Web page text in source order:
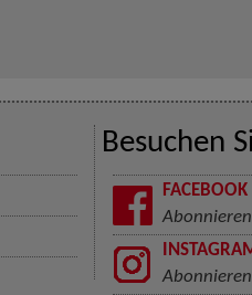
Besuchen
FACEBOOK
Abonnieren
Abonnieren